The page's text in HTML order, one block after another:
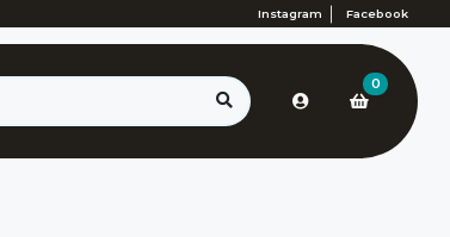
Instagram Facebook
0